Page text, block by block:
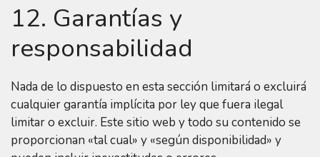
12. Garantías y
responsabilidad
Nada de lo dispuesto en esta sección limitará o excluirá
cualquier garantía implícita por ley que fuera ilegal
limitar o excluir. Este sitio web y todo su contenido se
proporcionan «tal cual» y «según disponibilidad» y